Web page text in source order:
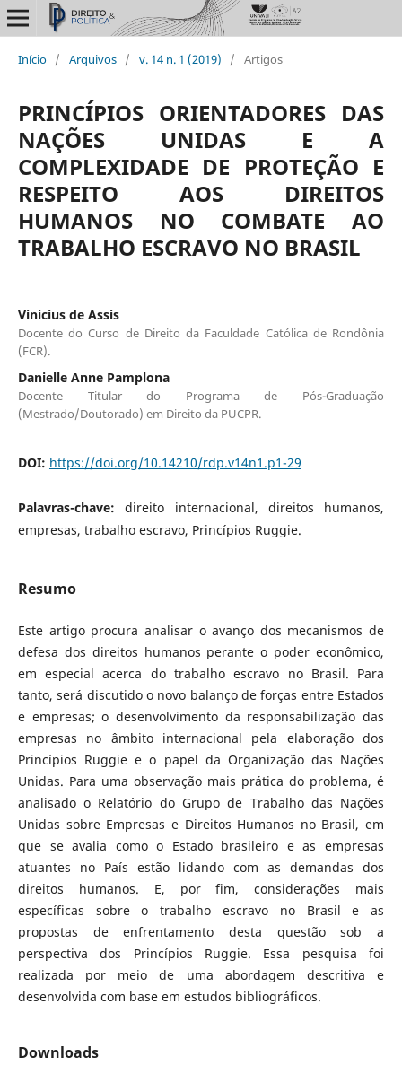
Início / Arquivos / v. 14 n. 1 (2019) / Artigos
PRINCÍPIOS ORIENTADORES DAS
NAÇÕES UNIDAS E A
COMPLEXIDADE DE PROTEÇÃO E
RESPEITO AOS DIREITOS
HUMANOS NO COMBATE AO
TRABALHO ESCRAVO NO BRASIL
Vinicius de Assis
Docente do Curso de Direito da Faculdade Católica de Rondônia
(FCR).
Danielle Anne Pamplona
Docente Titular do Programa de Pós-Graduação
(Mestrado/Doutorado) em Direito da PUCPR.
DOI: https://doi.org/10.14210/rdp.v14n1.p1-29
Palavras-chave:direito internacional, direitos humanos,
empresas, trabalho escravo, Princípios Ruggie.
Resumo
Este artigo procura analisar o avanço dos mecanismos de
defesa dos direitos humanos perante o poder econômico,
em especial acerca do trabalho escravo no Brasil. Para
tanto, será discutido o novo balanço de forças entre Estados
e empresas; o desenvolvimento da responsabilização das
empresas no âmbito internacional pela elaboração dos
Princípios Ruggie e o papel da Organização das Nações
Unidas. Para uma observação mais prática do problema, é
analisado o Relatório do Grupo de Trabalho das Nações
Unidas sobre Empresas e Direitos Humanos no Brasil, em
que se avalia como o Estado brasileiro e as empresas
atuantes no País estão lidando com as demandas dos
direitos humanos. E, por fim, considerações mais
específicas sobre o trabalho escravo no Brasil e as
propostas de enfrentamento desta questão sob a
perspectiva dos Princípios Ruggie. Essa pesquisa foi
realizada por meio de uma abordagem descritiva e
desenvolvida com base em estudos bibliográficos.
Downloads